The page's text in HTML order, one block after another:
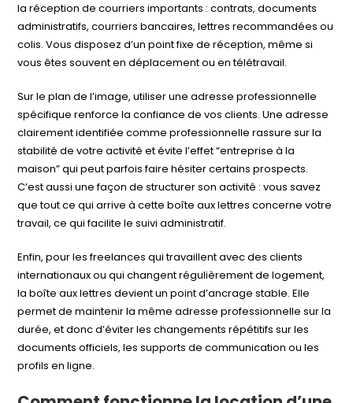
la réception de courriers importants : contrats, documents
administratifs, courriers bancaires, lettres recommandées ou
colis. Vous disposez d’un point fixe de réception, même si
vous êtes souvent en déplacement ou en télétravail.
Sur le plan de l’image, utiliser une adresse professionnelle
spécifique renforce la confiance de vos clients. Une adresse
clairement identifiée comme professionnelle rassure sur la
stabilité de votre activité et évite l’effet “entreprise à la
maison” qui peut parfois faire hésiter certains prospects.
C’est aussi une façon de structurer son activité : vous savez
que tout ce qui arrive à cette boîte aux lettres concerne votre
travail, ce qui facilite le suivi administratif.
Enfin, pour les freelances qui travaillent avec des clients
internationaux ou qui changent régulièrement de logement,
la boîte aux lettres devient un point d’ancrage stable. Elle
permet de maintenir la même adresse professionnelle sur la
durée, et donc d’éviter les changements répétitifs sur les
documents officiels, les supports de communication ou les
profils en ligne.